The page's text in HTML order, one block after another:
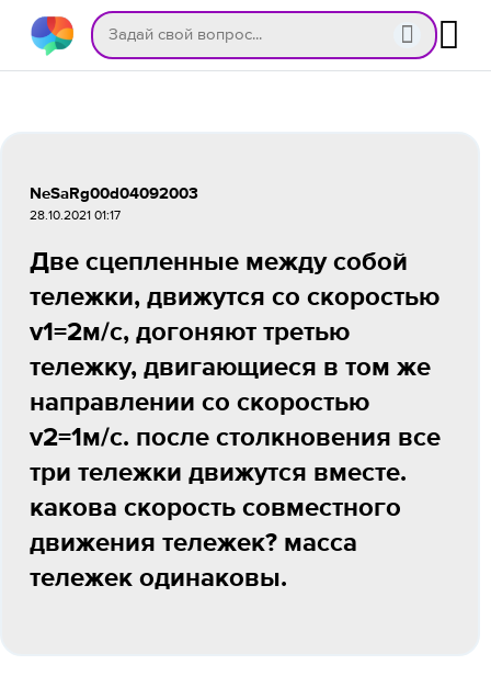
NeSaRg00d04092003
28.10.2021 01:17
Две сцепленные между собой
тележки, движутся со скоростью
v1=2м/с, догоняют третью
тележку, двигающиеся в том же
направлении со скоростью
v2=1м/с. после столкновения все
три тележки движутся вместе.
какова скорость совместного
движения тележек? масса
тележек одинаковы.